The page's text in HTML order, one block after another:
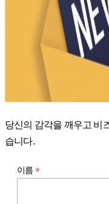
당신의 감각을 깨우고 비
습니다.
이름 *